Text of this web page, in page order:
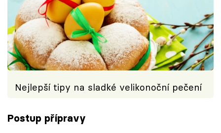
Nejlepší tipy na sladké velikonoční pečení
Postup přípravy